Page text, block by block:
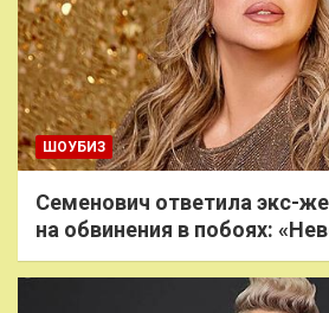
ШОУБИЗ
Семенович ответила экс-
на обвинения в побоях: